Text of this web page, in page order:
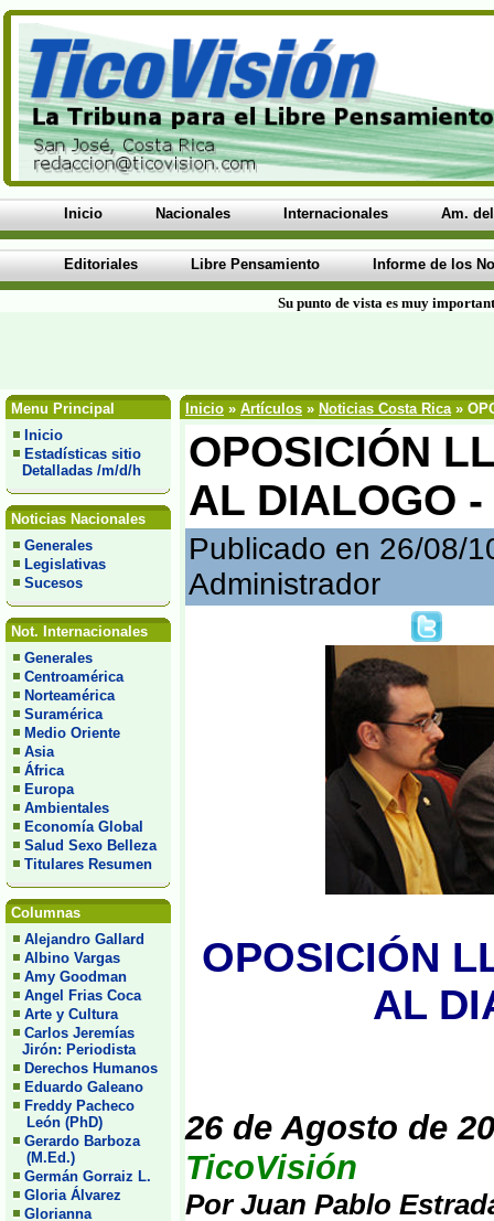
Inicio Nacionales Internacionales Am.
Editoriales Libre Pensamiento Informe de los
Su punto de vista es muy
Menu Principal
Inicio
Estadísticas sitio
Detalladas /m/d/h
Noticias Nacionales
Generales
Legislativas
Sucesos
Not. Internacionales
Generales
Centroamérica
Norteamérica
Suramérica
Medio Oriente
Asia
África
Europa
Ambientales
Economía Global
Salud Sexo Belleza
Titulares Resumen
Columnas
Alejandro Gallard
Albino Vargas
Amy Goodman
Angel Frias Coca
Arte y Cultura
Carlos Jeremías
Jirón: Periodista
Derechos Humanos
Eduardo Galeano
Freddy Pacheco
León (PhD)
Gerardo Barboza
(M.Ed.)
Germán Gorraiz L.
Gloria Álvarez
Glorianna
Inicio » Artículos » Noticias Costa Rica»
OPOSICIÓN
AL DIALOGO
Publicado en 26/08/
Administrador
OPOSICIÓN
AL
26 de Agosto de
TicoVisión
Por Juan Pablo